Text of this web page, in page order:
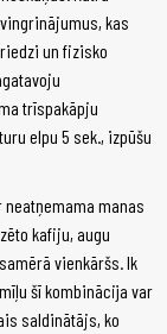
kas
un fizisko
trīspakāpju
elpu 5 sek., izpūšu
neatņemama manas
kafiju, augu
vienkāršs. Ik
šī kombinācija var
saldinātājs, ko